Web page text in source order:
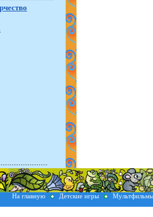
На главную Детские игры Мультфильмы